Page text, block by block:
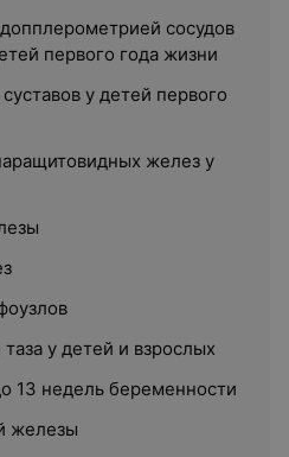
сосудов
первого года жизни
у детей первого
желез у
у детей и взрослых
13 недель беременности
железы